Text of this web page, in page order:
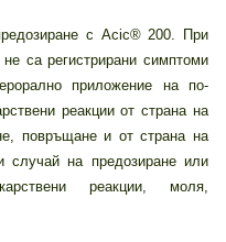
с Acic® 200. При
са регистрирани симптоми
приложение на по-
реакции от страна на
повръщане и от страна на
случай на предозиране или
реакции, моля,